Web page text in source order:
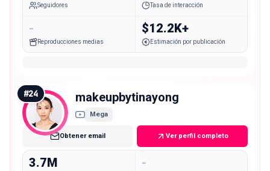
Seguidores Tasa de interacción
-
Reproducciones medias
$12.2K+
Estimación por publicación
#24 makeupbytinayong
Mega
Obtener email Ver perfil completo
3.7M -